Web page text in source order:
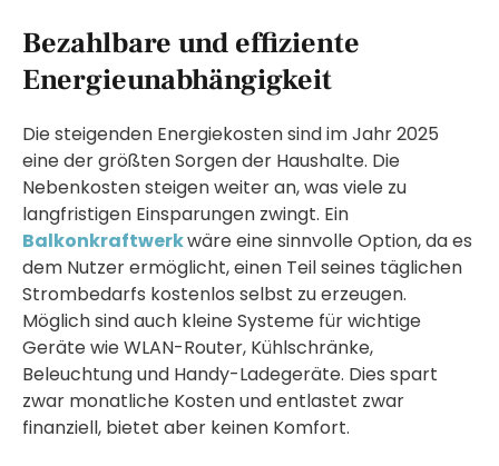
Bezahlbare und effiziente
Energieunabhängigkeit
Die steigenden Energiekosten sind im Jahr 2025
eine der größten Sorgen der Haushalte. Die
Nebenkosten steigen weiter an, was viele zu
langfristigen Einsparungen zwingt. Ein
Balkonkraftwerkwäre eine sinnvolle Option, da es
dem Nutzer ermöglicht, einen Teil seines täglichen
Strombedarfs kostenlos selbst zu erzeugen.
Möglich sind auch kleine Systeme für wichtige
Geräte wie WLAN-Router, Kühlschränke,
Beleuchtung und Handy-Ladegeräte. Dies spart
zwar monatliche Kosten und entlastet zwar
finanziell, bietet aber keinen Komfort.